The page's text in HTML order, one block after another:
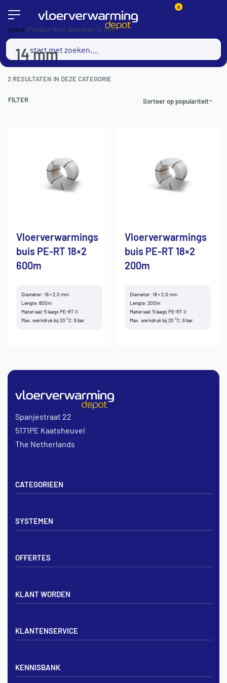
0
Home›Product Nom diameter›14 mm
14 mm
2 RESULTATEN IN DEZE CATEGORIE
Sorteer op populariteit
FILTER
Vloerverwarmings
buis PE-RT 18×2
600m
Diameter: 18 × 2,0 mm
Lengte: 600m
Materiaal: 5 laags PE-RT II
Max. werkdruk bij 20 °C: 6 bar
Vloerverwarmings
buis PE-RT 18×2
200m
Diameter: 18 × 2,0 mm
Lengte: 200m
Materiaal: 5 laags PE-RT II
Max. werkdruk bij 20 °C: 6 bar
CATEGORIEEN
Verdelers
Noppenplaten
Draadmatten
SYSTEMEN
Noppenplaat systeem
OFFERTES
Offerte voor vloerverwarming
Vloerverwarming Tilburg
KLANT WORDEN
Aanmelden zakelijk
Spanjestraat 22
5171PE Kaatsheuvel
The Netherlands
KLANTENSERVICE
Zakelijk aanmelden
KENNISBANK